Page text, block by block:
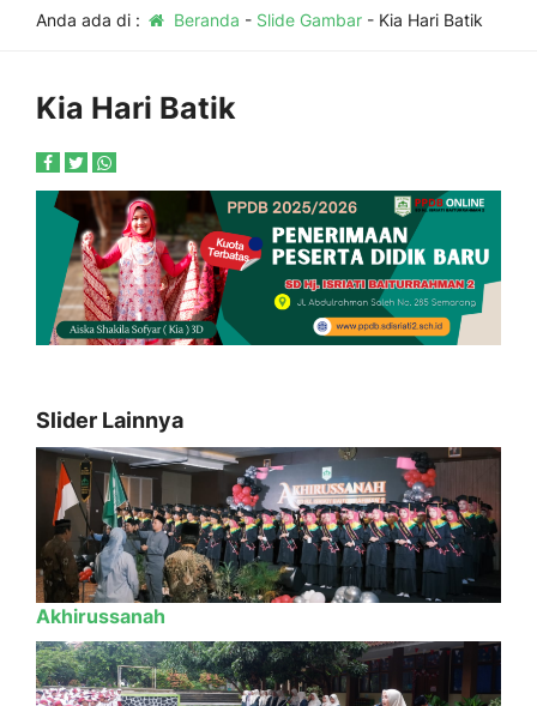
Anda ada di : Beranda - Slide Gambar- Kia Hari Batik
Kia Hari Batik
Slider Lainnya
Akhirussanah